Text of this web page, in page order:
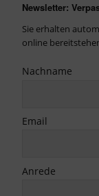
Newsletter:
Sie erhalten
online
Nachname
Email
Anrede